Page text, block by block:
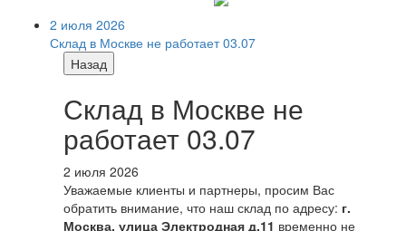
2 июля 2026
Склад в Москве не работает 03.07
Назад
Склад в Москве не
работает 03.07
2 июля 2026
Уважаемые клиенты и партнеры, просим Вас
обратить внимание, что наш склад по адресу: г.
Москва, улица Электродная д.11 временно не